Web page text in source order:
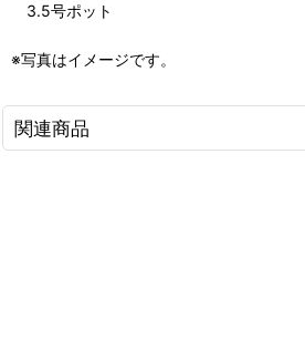
3.5号ポット
※写真はイメージです。
関連商品